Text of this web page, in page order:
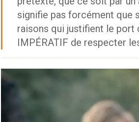
signifie pas forcément que
raisons qui justifient le port
IMPÉRATIF de respecter